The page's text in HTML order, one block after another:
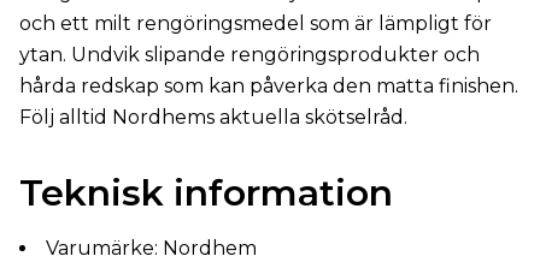
och ett milt rengöringsmedel som är lämpligt för
ytan. Undvik slipande rengöringsprodukter och
hårda redskap som kan påverka den matta finishen.
Följ alltid Nordhems aktuella skötselråd.
Teknisk information
Varumärke: Nordhem